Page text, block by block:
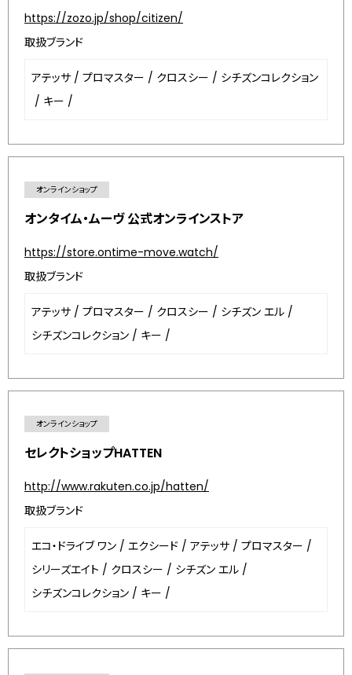
https://zozo.jp/shop/citizen/
取扱ブランド
アテッサ / プロマスター / クロスシー / シチズンコレクション
/ キー /
オンラインショップ
オンタイム・ムーヴ 公式オンラインストア
https://store.ontime-move.watch/
取扱ブランド
アテッサ / プロマスター / クロスシー / シチズン エル /
シチズンコレクション / キー /
オンラインショップ
セレクトショップHATTEN
http://www.rakuten.co.jp/hatten/
取扱ブランド
エコ・ドライブ ワン / エクシード / アテッサ / プロマスター /
シリーズエイト / クロスシー / シチズン エル /
シチズンコレクション / キー /